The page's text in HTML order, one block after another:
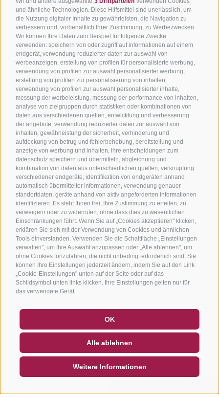
und ähnliche Technologien. Diese Hilfsmittel sind unerlässlich, um
die Nutzung digitaler Inhalte zu gewährleisten, die Navigation zu
verbessern und, vorbehaltlich Ihrer Zustimmung, zu Werbezwecken.
Wir können Ihre Daten zum Beispiel für folgende Zwecke
verwenden: speichern von oder zugriff auf informationen auf einem
endgerät, verwendung reduzierter daten zur auswahl von
werbeanzeigen, erstellung von profilen für personalisierte werbung,
verwendung von profilen zur auswahl personalisierter werbung,
erstellung von profilen zur personalisierung von inhalten,
verwendung von profilen zur auswahl personalisierter inhalte,
messung der werbeleistung, messung der performance von inhalten,
analyse von zielgruppen durch statistiken oder kombinationen von
daten aus verschiedenen quellen, entwicklung und verbesserung
der angebote, verwendung reduzierter daten zur auswahl von
inhalten, gewährleistung der sicherheit, verhinderung und
aufdeckung von betrug und fehlerbehebung, bereitstellung und
anzeige von werbung und inhalten, ihre entscheidungen zum
datenschutz speichern und übermitteln, abgleichung und
kombination von daten aus unterschiedlichen quellen, verknüpfung
verschiedener endgeräte, identifikation von endgeräten anhand
automatisch übermittelter informationen, verwendung genauer
standortdaten, geräte anhand von aktiv angeforderten informationen
identifizieren. Es steht Ihnen frei, Ihre Zustimmung zu erteilen, zu
verweigern oder zu widerrufen, ohne dass dies zu wesentlichen
Einschränkungen führt. Wenn Sie auf „Cookies akzeptieren" klicken,
erklären Sie sich mit der Verwendung von Cookies und ähnlichen
Tools einverstanden. Verwenden Sie die Schaltfläche „Einstellungen
verwalten", um Ihre Auswahl anzupassen oder „Alle ablehnen", um
ohne Cookies fortzufahren, die nicht unbedingt erforderlich sind. Sie
können Ihre Einstellungen jederzeit ändern, indem Sie auf den Link
„Cookie-Einstellungen" unten auf der Seite oder auf das
Schildsymbol unten links klicken. Ihre Einstellungen gelten nur für
das verwendete Gerät.
OK
Alle ablehnen
Weitere Informationen
NEWSLETTER
SOCIAL WALL WETTER